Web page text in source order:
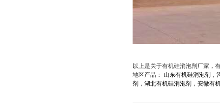
以上是关于有机硅消泡剂厂家
地区产品： 山东有机硅消泡剂 ，
剂 ， 湖北有机硅消泡剂 ， 安徽有